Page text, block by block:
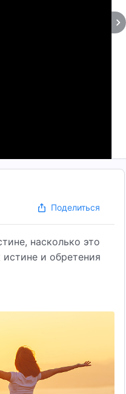
Поделиться
насколько это
и обретения